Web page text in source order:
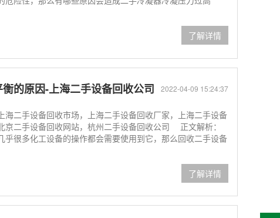
了解详情
2022-04-09 15:24:37
的原因-上海二手设备回收公司
海二手设备回收市场，上海二手设备回收厂家，上海二手设备
京二手设备回收网站，杭州二手设备回收公司 正文解析：
乎很多化工设备的操作都会需要使用到它，那么回收二手设备
了解详情